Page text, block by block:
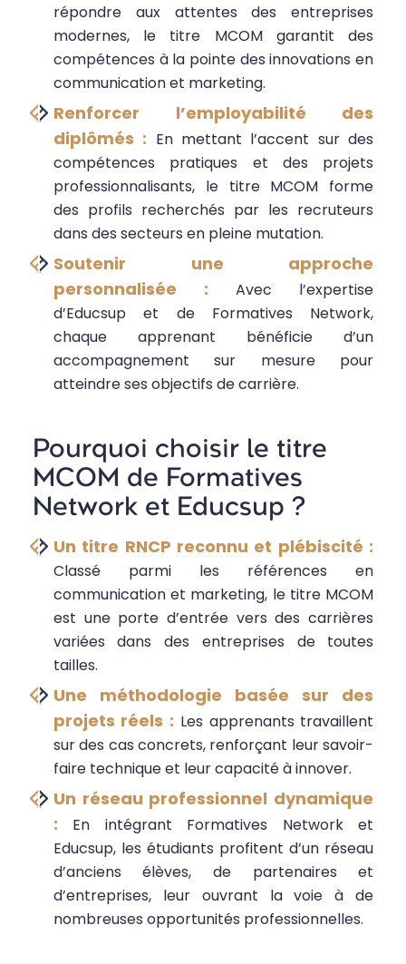
répondre aux attentes des entreprises
modernes, le titre MCOM garantit des
compétences à la pointe des innovations en
communication et marketing.
Renforcer l’employabilité des
diplômés : En mettant l’accent sur des
compétences pratiques et des projets
professionnalisants, le titre MCOM forme
des profils recherchés par les recruteurs
dans des secteurs en pleine mutation.
Soutenir une approche
personnalisée : Avec l’expertise
d’Educsup et de Formatives Network,
chaque apprenant bénéficie d’un
accompagnement sur mesure pour
atteindre ses objectifs de carrière.
Pourquoi choisir le titre
MCOM de Formatives
Network et Educsup ?
Un titre RNCP reconnu et plébiscité :
Classé parmi les références en
communication et marketing, le titre MCOM
est une porte d’entrée vers des carrières
variées dans des entreprises de toutes
tailles.
Une méthodologie basée sur des
projets réels : Les apprenants travaillent
sur des cas concrets, renforçant leur savoir-
faire technique et leur capacité à innover.
Un réseau professionnel dynamique
: En intégrant Formatives Network et
Educsup, les étudiants profitent d’un réseau
d’anciens élèves, de partenaires et
d’entreprises, leur ouvrant la voie à de
nombreuses opportunités professionnelles.